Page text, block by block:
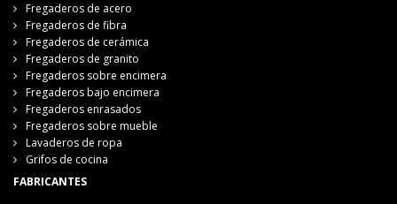
Fregaderos de acero
Fregaderos de fibra
Fregaderos de cerámica
Fregaderos de granito
Fregaderos sobre encimera
Fregaderos bajo encimera
Fregaderos enrasados
Fregaderos sobre mueble
Lavaderos de ropa
Grifos de cocina
FABRICANTES